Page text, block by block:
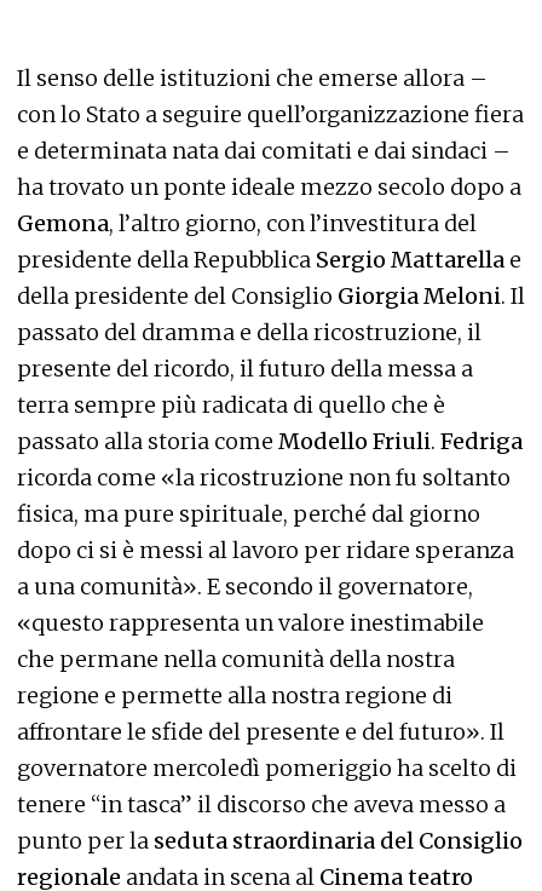
Il senso delle istituzioni che emerse allora –
con lo Stato a seguire quell’organizzazione fiera
e determinata nata dai comitati e dai sindaci –
ha trovato un ponte ideale mezzo secolo dopo a
Gemona, l’altro giorno, con l’investitura del
presidente della Repubblica Sergio Mattarella e
della presidente del Consiglio Giorgia Meloni. Il
passato del dramma e della ricostruzione, il
presente del ricordo, il futuro della messa a
terra sempre più radicata di quello che è
passato alla storia come Modello Friuli. Fedriga
ricorda come «la ricostruzione non fu soltanto
fisica, ma pure spirituale, perché dal giorno
dopo ci si è messi al lavoro per ridare speranza
a una comunità». E secondo il governatore,
«questo rappresenta un valore inestimabile
che permane nella comunità della nostra
regione e permette alla nostra regione di
affrontare le sfide del presente e del futuro». Il
governatore mercoledì pomeriggio ha scelto di
tenere “in tasca” il discorso che aveva messo a
punto per la seduta straordinaria del Consiglio
regionale andata in scena al Cinema teatro